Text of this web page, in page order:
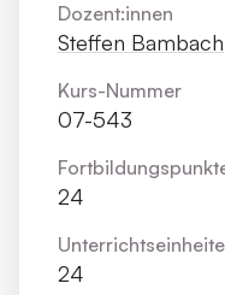
Dozent:innen
Steffen Bambach
Kurs-Nummer
07-543
24
24